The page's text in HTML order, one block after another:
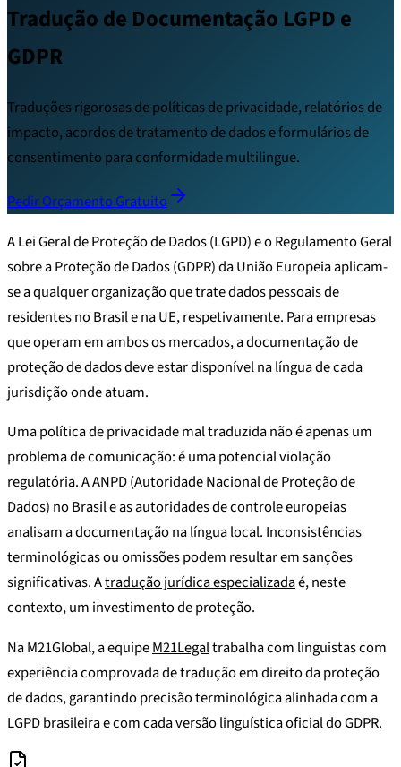
Tradução de Documentação LGPD e
GDPR
Traduções rigorosas de políticas de privacidade, relatórios de
impacto, acordos de tratamento de dados e formulários de
consentimento para conformidade multilingue.
Pedir Orçamento Gratuito
A Lei Geral de Proteção de Dados (LGPD) e o Regulamento Geral
sobre a Proteção de Dados (GDPR) da União Europeia aplicam-
se a qualquer organização que trate dados pessoais de
residentes no Brasil e na UE, respetivamente. Para empresas
que operam em ambos os mercados, a documentação de
proteção de dados deve estar disponível na língua de cada
jurisdição onde atuam.
Uma política de privacidade mal traduzida não é apenas um
problema de comunicação: é uma potencial violação
regulatória. A ANPD (Autoridade Nacional de Proteção de
Dados) no Brasil e as autoridades de controle europeias
analisam a documentação na língua local. Inconsistências
terminológicas ou omissões podem resultar em sanções
significativas. Atradução jurídica especializadaé, neste
contexto, um investimento de proteção.
Na M21Global, a equipeM21Legaltrabalha com linguistas com
experiência comprovada de tradução em direito da proteção
de dados, garantindo precisão terminológica alinhada com a
LGPD brasileira e com cada versão linguística oficial do GDPR.